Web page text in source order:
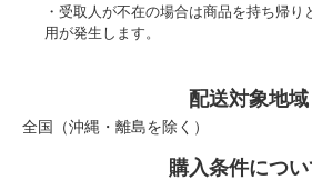
受取人が不在の場合は商品を持ち帰り
用が発生します。
配送対象地域
全国（沖縄・離島を除く）
購入条件につい